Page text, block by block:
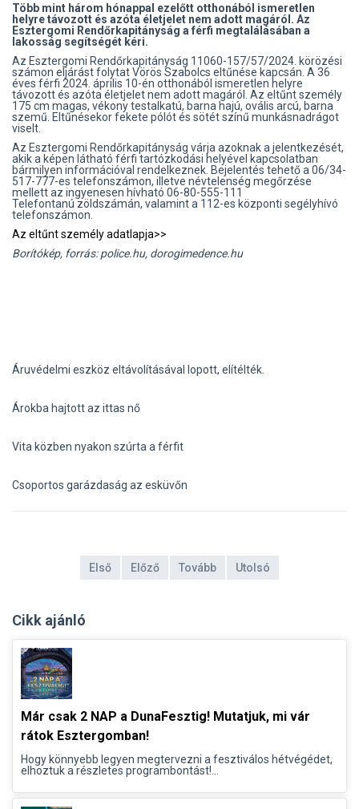
Több mint három hónappal ezelőtt otthonából ismeretlen
helyre távozott és azóta életjelet nem adott magáról. Az
Esztergomi Rendőrkapitányság a férfi megtalálásában a
lakosság segítségét kéri.
Az Esztergomi Rendőrkapitányság 11060-157/57/2024. körözési
számon eljárást folytat Vörös Szabolcs eltűnése kapcsán. A 36
éves férfi 2024. április 10-én otthonából ismeretlen helyre
távozott és azóta életjelet nem adott magáról. Az eltűnt személy
175 cm magas, vékony testalkatú, barna hajú, ovális arcú, barna
szemű. Eltűnésekor fekete pólót és sötét színű munkásnadrágot
viselt.
Az Esztergomi Rendőrkapitányság várja azoknak a jelentkezését,
akik a képen látható férfi tartózkodási helyével kapcsolatban
bármilyen információval rendelkeznek. Bejelentés tehető a 06/34-
517-777-es telefonszámon, illetve névtelenség megőrzése
mellett az ingyenesen hívható 06-80-555-111
Telefontanú zöldszámán, valamint a 112-es központi segélyhívó
telefonszámon.
Az eltűnt személy adatlapja>>
Borítókép, forrás: police.hu, dorogimedence.hu
Áruvédelmi eszköz eltávolításával lopott, elítélték.
Árokba hajtott az ittas nő
Vita közben nyakon szúrta a férfit
Csoportos garázdaság az esküvőn
Első Előző Tovább Utolsó
Cikk ajánló
Már csak 2 NAP a DunaFesztig! Mutatjuk, mi vár
rátok Esztergomban!
Hogy könnyebb legyen megtervezni a fesztiválos hétvégédet,
elhoztuk a részletes programbontást!...